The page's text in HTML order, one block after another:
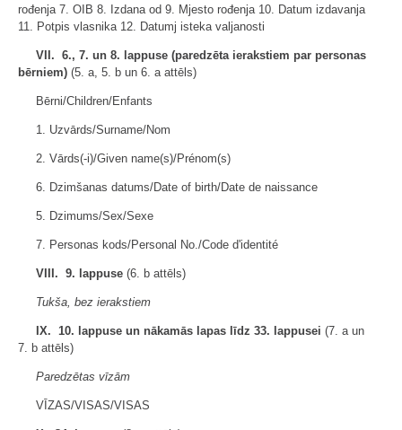
rođenja 7. OIB 8. Izdana od 9. Mjesto rođenja 10. Datum izdavanja
11. Potpis vlasnika 12. Datumj isteka valjanosti
VII. 6., 7. un 8. lappuse (paredzēta ierakstiem par personas
bērniem) (5. a, 5. b un 6. a attēls)
Bērni/Children/Enfants
1. Uzvārds/Surname/Nom
2. Vārds(-i)/Given name(s)/Prénom(s)
6. Dzimšanas datums/Date of birth/Date de naissance
5. Dzimums/Sex/Sexe
7. Personas kods/Personal No./Code d'identité
VIII. 9. lappuse (6. b attēls)
Tukša, bez ierakstiem
IX. 10. lappuse un nākamās lapas līdz 33. lappusei (7. a un
7. b attēls)
Paredzētas vīzām
VĪZAS/VISAS/VISAS